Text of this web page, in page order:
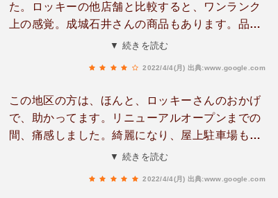
た。ロッキーの他店舗と比較すると、ワンランク
上の感覚。成城石井さんの商品もあります。品数
も種類も増えて、以前よりも買い物が楽しくなり
りました。
▼ 続きを読む
2022/4/4(月) 出典:www.google.com
この地区の方は、ほんと、ロッキーさんのおかげ
で、助かってます。リニューアルオープンまでの
間、痛感しました。綺麗になり、屋上駐車場も。
大型スーパーないので、生活に必要な物を置いて
▼ 続きを読む
2022/4/4(月) 出典:www.google.com